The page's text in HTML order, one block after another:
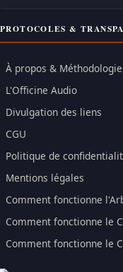
PROTOCOLES &
À propos & Méthodologie
L'Officine Audio
Divulgation des liens
CGU
Politique de
Mentions légales
Comment fonctionne
Comment fonctionne le
Comment fonctionne le